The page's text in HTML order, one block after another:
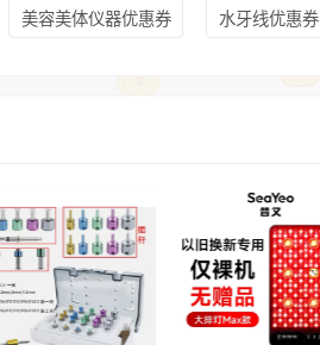
美容美体仪器优惠券 水牙线优惠券